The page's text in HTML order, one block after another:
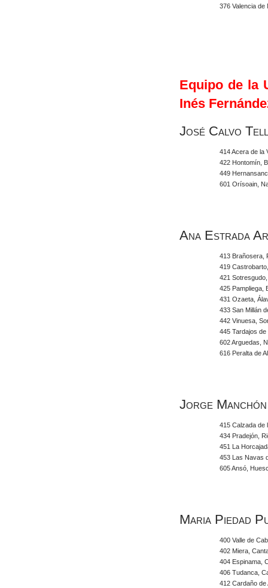
376 Valencia de
Equipo de la
Inés
José Calvo
414 Acera de la
422 Hontomín,
449
601 Orísoain,
Ana Estrada
413 Brañosera,
419
421
425 Pampliega,
431 Ozaeta,
433 San Millán
442 Vinuesa,
445 Tardajos
602 Arguedas,
616 Peralta de
Jorge Manchón
415 Calzada de
434 Pradejón,
451 La
453 Las Navas
605 Ansó,
Maria Piedad
400 Valle de
402 Miera,
404 Espinama,
406 Tudanca,
412 Cardaño de